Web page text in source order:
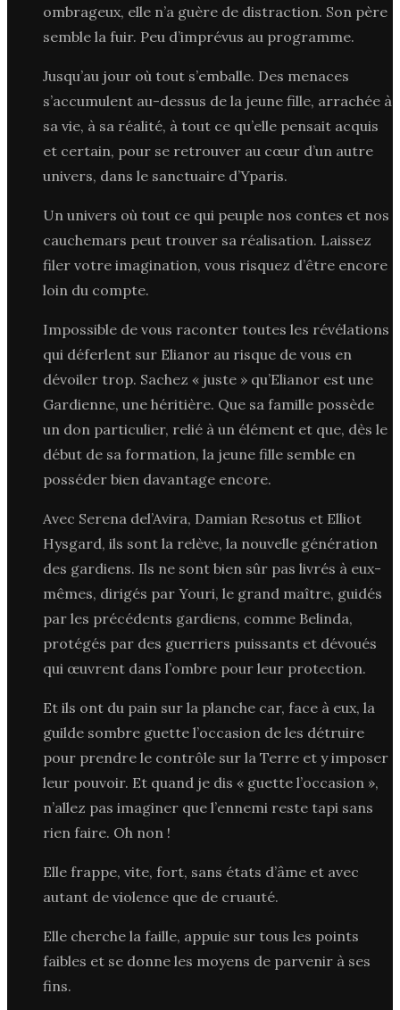
ombrageux, elle n’a guère de distraction. Son père
semble la fuir. Peu d’imprévus au programme.
Jusqu’au jour où tout s’emballe. Des menaces
s’accumulent au-dessus de la jeune fille, arrachée à
sa vie, à sa réalité, à tout ce qu’elle pensait acquis
et certain, pour se retrouver au cœur d’un autre
univers, dans le sanctuaire d’Yparis.
Un univers où tout ce qui peuple nos contes et nos
cauchemars peut trouver sa réalisation. Laissez
filer votre imagination, vous risquez d’être encore
loin du compte.
Impossible de vous raconter toutes les révélations
qui déferlent sur Elianor au risque de vous en
dévoiler trop. Sachez « juste » qu’Elianor est une
Gardienne, une héritière. Que sa famille possède
un don particulier, relié à un élément et que, dès le
début de sa formation, la jeune fille semble en
posséder bien davantage encore.
Avec Serena del’Avira, Damian Resotus et Elliot
Hysgard, ils sont la relève, la nouvelle génération
des gardiens. Ils ne sont bien sûr pas livrés à eux-
mêmes, dirigés par Youri, le grand maître, guidés
par les précédents gardiens, comme Belinda,
protégés par des guerriers puissants et dévoués
qui œuvrent dans l’ombre pour leur protection.
Et ils ont du pain sur la planche car, face à eux, la
guilde sombre guette l’occasion de les détruire
pour prendre le contrôle sur la Terre et y imposer
leur pouvoir. Et quand je dis « guette l’occasion »,
n’allez pas imaginer que l’ennemi reste tapi sans
rien faire. Oh non !
Elle frappe, vite, fort, sans états d’âme et avec
autant de violence que de cruauté.
Elle cherche la faille, appuie sur tous les points
faibles et se donne les moyens de parvenir à ses
fins.